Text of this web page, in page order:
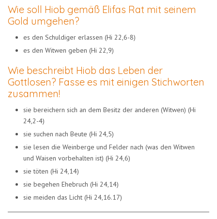
Wie soll Hiob gemäß Elifas Rat mit seinem
Gold umgehen?
es den Schuldiger erlassen (Hi 22,6-8)
es den Witwen geben (Hi 22,9)
Wie beschreibt Hiob das Leben der
Gottlosen? Fasse es mit einigen Stichworten
zusammen!
sie bereichern sich an dem Besitz der anderen (Witwen) (Hi
24,2-4)
sie suchen nach Beute (Hi 24,5)
sie lesen die Weinberge und Felder nach (was den Witwen
und Waisen vorbehalten ist) (Hi 24,6)
sie töten (Hi 24,14)
sie begehen Ehebruch (Hi 24,14)
sie meiden das Licht (Hi 24,16.17)